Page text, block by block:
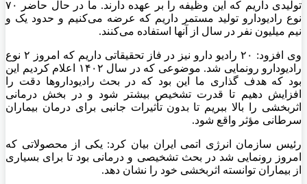
تولیدی داریم که این وظیفه را بر عهده دارند. ما در حال حاضر ۷۰
نوع رادیودارو تولید مستمر داریم که عرضه می‌کنیم و حدود یک و
نیم میلیون نفر در سال از آنها استفاده می‌کنند.
وی افزود: ۲۰ رادیو دارو نیز در فاز تحقیقاتی داریم که امروز ۲ نوع
رادیودارو
رونمایی شد. موضوعی که در سال ۱۴۰۲ اعلام کردیم این
بود که هدف گذاری ما این بود که در بحث رادیوداروها دقت را
افزایش دهیم تا قدرت تشخیص بیشتر شود و در بخش درمانی
اثربخشی را بالا ببریم تا بدون تأثیرات جانبی برای درمان بیماران
سرطانی مؤثر واقع شود.
رئیس سازمان انرژی اتمی ایران بیان کرد: یکی از محصولاتی که
امروز رونمایی شد در بحث تشخیصی و درمانی بود تا برای بسیاری
از بیماران توانسته اثربخشی خود را نشان دهد.